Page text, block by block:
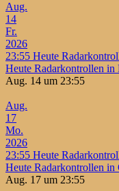
Aug.
14
Fr.
2026
23:55 Heute
Heute Radarkontrollen in
Aug. 14 um 23:55
Aug.
17
Mo.
2026
23:55 Heute
Heute Radarkontrollen in
Aug. 17 um 23:55